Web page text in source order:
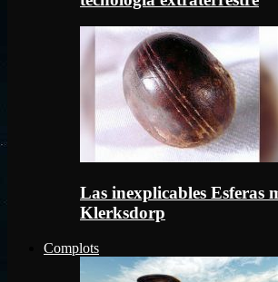
Las inexplicables Esferas
Klerksdorp
Complots